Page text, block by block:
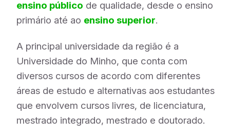
ensino público de qualidade, desde o ensino
primário até ao ensino superior.
A principal universidade da região é a
Universidade do Minho, que conta com
diversos cursos de acordo com diferentes
áreas de estudo e alternativas aos estudantes
que envolvem cursos livres, de licenciatura,
mestrado integrado​, mestrado e doutorado.